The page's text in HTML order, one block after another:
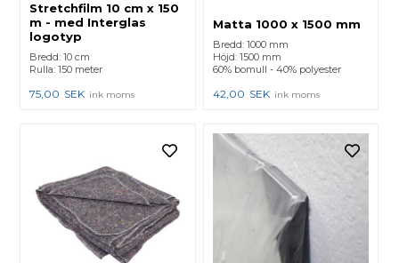
Stretchfilm 10 cm x 150
m - med Interglas
logotyp
Bredd: 10 cm
Rulla: 150 meter
75,00 SEK ink moms
Matta 1000 x 1500 mm
Bredd: 1000 mm
Höjd: 1500 mm
60% bomull - 40% polyester
42,00 SEK ink moms